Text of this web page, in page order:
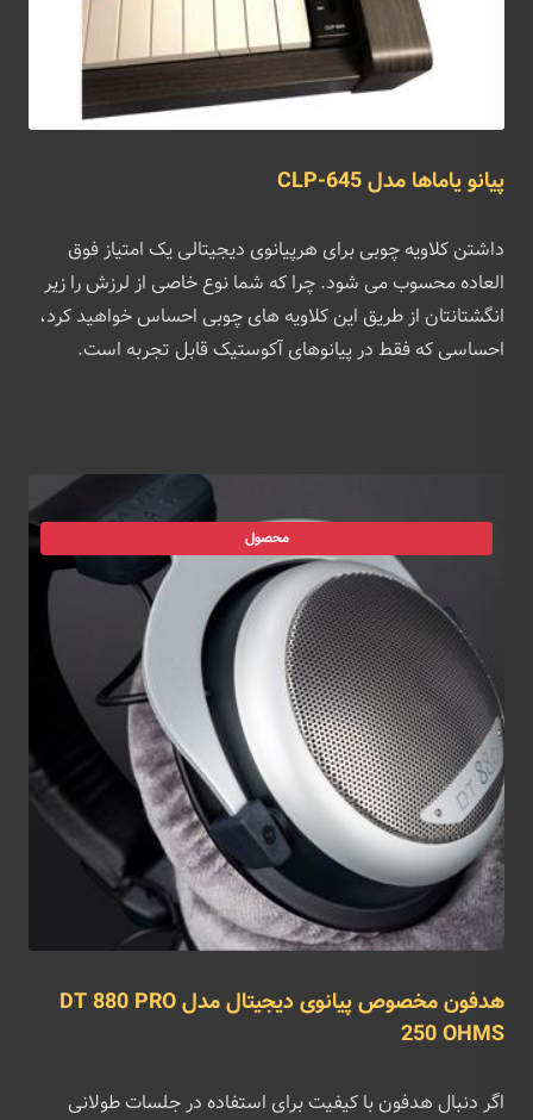
پیانو یاماها مدل CLP-645
داشتن کلاویه چوبی برای هرپیانوی دیجیتالی یک امتیاز فوق
العاده محسوب می شود. چرا که شما نوع خاصی از لرزش را زیر
انگشتانتان از طریق این کلاویه های چوبی احساس خواهید کرد،
احساسی که فقط در پیانوهای آکوستیک قابل تجربه است.
محصول
هدفون مخصوص پیانوی دیجیتال مدل DT 880 PRO
250 OHMS
اگر دنبال هدفون با کیفیت برای استفاده در جلسات طولانی